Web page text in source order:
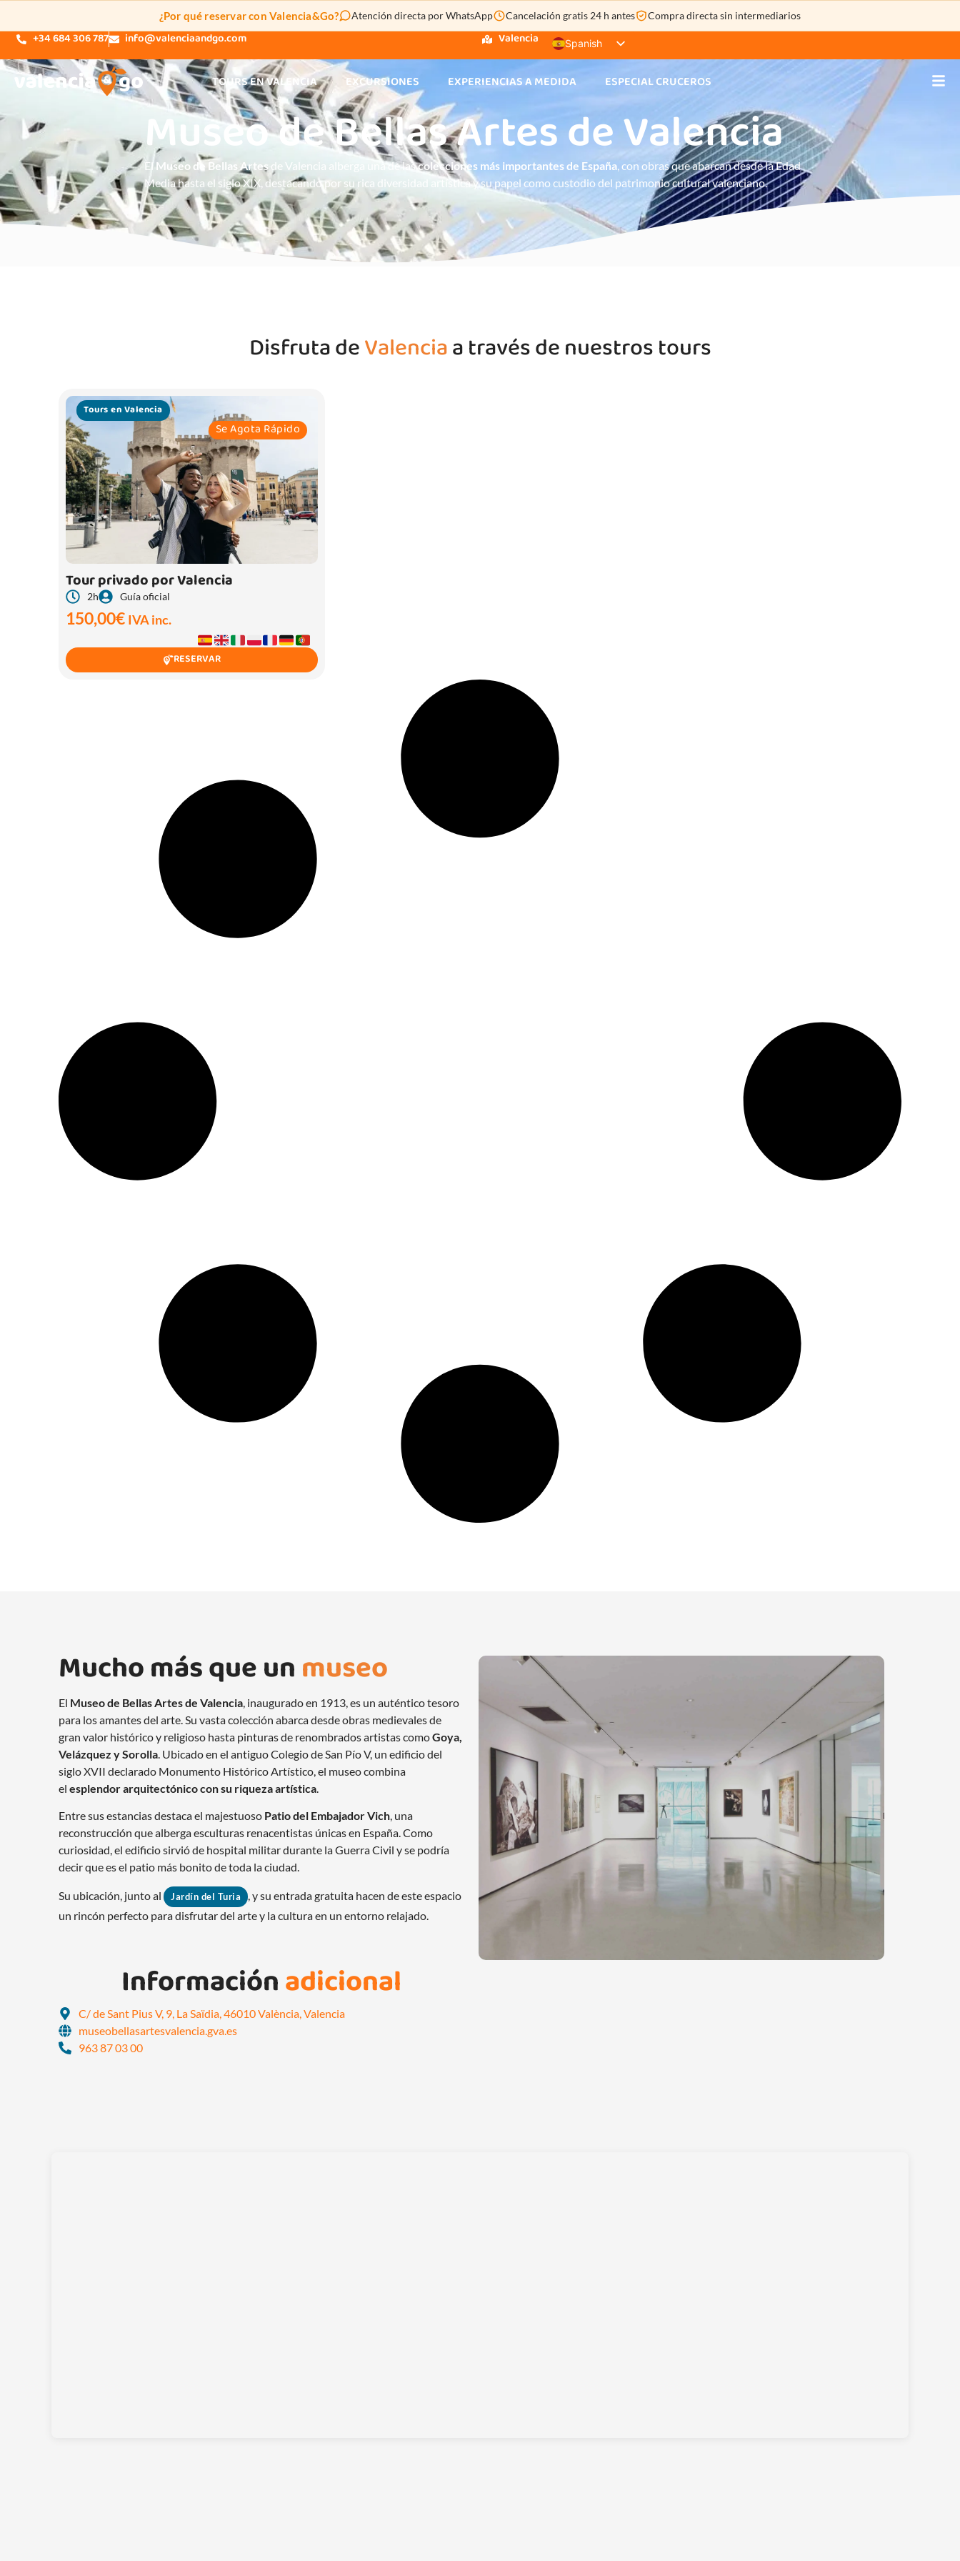
¿Por qué reservar con Valencia&Go? Atención directa por WhatsApp Cancelación gratis 24 h antes Compra directa sin intermediarios
+34 684 306 787 info@valenciaandgo.com Valencia
Spanish
French
Polish
TOURS EN VALENCIA EXCURSIONES EXPERIENCIAS A MEDIDA ESPECIAL CRUCEROS
TOURS EN VALENCIA EXCURSIONES EXPERIENCIAS A MEDIDA ESPECIAL CRUCEROS
Museo de Bellas Artes de Valencia
El Museo de Bellas Artes de Valencia alberga una de lascolecciones más importantes de España, con obras que abarcan desde la Edad
Media hasta el siglo XIX, destacando por su rica diversidad artística y su papel como custodio del patrimonio cultural valenciano.
Disfruta deValenciaa través de nuestros tours
Tours en Valencia
Se Agota Rápido
Tour privado por Valencia
2h Guía oficial
150,00€ IVA inc.
RESERVAR
Mucho más que unmuseo
El Museo de Bellas Artes de Valencia, inaugurado en 1913, es un auténtico tesoro
para los amantes del arte. Su vasta colección abarca desde obras medievales de
gran valor histórico y religioso hasta pinturas de renombrados artistas comoGoya,
Velázquez y Sorolla. Ubicado en el antiguo Colegio de San Pío V, un edificio del
siglo XVII declarado Monumento Histórico Artístico, el museo combina
el esplendor arquitectónico con su riqueza artística.
Entre sus estancias destaca el majestuoso Patio del Embajador Vich, una
reconstrucción que alberga esculturas renacentistas únicas en España. Como
curiosidad, el edificio sirvió de hospital militar durante la Guerra Civil y se podría
decir que es el patio más bonito de toda la ciudad.
Su ubicación, junto al Jardín del Turia
, y su entrada gratuita hacen de este espacio
un rincón perfecto para disfrutar del arte y la cultura en un entorno relajado.
Informaciónadicional
C/ de Sant Pius V, 9, La Saïdia, 46010 València, Valencia
museobellasartesvalencia.gva.es
963 87 03 00